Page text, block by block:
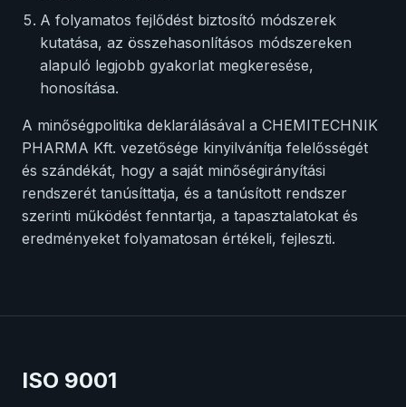
A folyamatos fejlődést biztosító módszerek
kutatása, az összehasonlításos módszereken
alapuló legjobb gyakorlat megkeresése,
honosítása.
A minőségpolitika deklarálásával a CHEMITECHNIK
PHARMA Kft. vezetősége kinyilvánítja felelősségét
és szándékát, hogy a saját minőségirányítási
rendszerét tanúsíttatja, és a tanúsított rendszer
szerinti működést fenntartja, a tapasztalatokat és
eredményeket folyamatosan értékeli, fejleszti.
ISO 9001